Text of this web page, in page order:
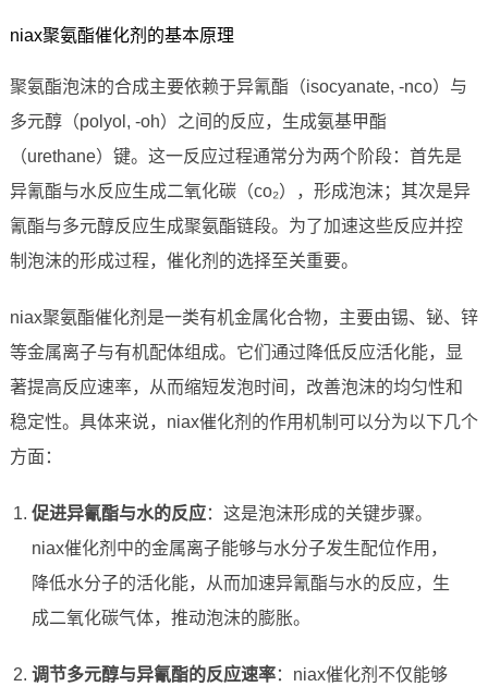
niax聚氨酯催化剂的基本原理
聚氨酯泡沫的合成主要依赖于异氰酯（isocyanate, -nco）与
多元醇（polyol, -oh）之间的反应，生成氨基甲酯
（urethane）键。这一反应过程通常分为两个阶段：首先是
异氰酯与水反应生成二氧化碳（co₂），形成泡沫；其次是异
氰酯与多元醇反应生成聚氨酯链段。为了加速这些反应并控
制泡沫的形成过程，催化剂的选择至关重要。
niax聚氨酯催化剂是一类有机金属化合物，主要由锡、铋、锌
等金属离子与有机配体组成。它们通过降低反应活化能，显
著提高反应速率，从而缩短发泡时间，改善泡沫的均匀性和
稳定性。具体来说，niax催化剂的作用机制可以分为以下几个
方面：
促进异氰酯与水的反应：这是泡沫形成的关键步骤。
niax催化剂中的金属离子能够与水分子发生配位作用，
降低水分子的活化能，从而加速异氰酯与水的反应，生
成二氧化碳气体，推动泡沫的膨胀。
调节多元醇与异氰酯的反应速率：niax催化剂不仅能够